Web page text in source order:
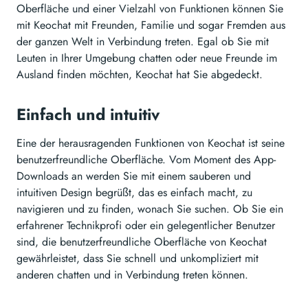
Oberfläche und einer Vielzahl von Funktionen können Sie
mit Keochat mit Freunden, Familie und sogar Fremden aus
der ganzen Welt in Verbindung treten. Egal ob Sie mit
Leuten in Ihrer Umgebung chatten oder neue Freunde im
Ausland finden möchten, Keochat hat Sie abgedeckt.
Einfach und intuitiv
Eine der herausragenden Funktionen von Keochat ist seine
benutzerfreundliche Oberfläche. Vom Moment des App-
Downloads an werden Sie mit einem sauberen und
intuitiven Design begrüßt, das es einfach macht, zu
navigieren und zu finden, wonach Sie suchen. Ob Sie ein
erfahrener Technikprofi oder ein gelegentlicher Benutzer
sind, die benutzerfreundliche Oberfläche von Keochat
gewährleistet, dass Sie schnell und unkompliziert mit
anderen chatten und in Verbindung treten können.